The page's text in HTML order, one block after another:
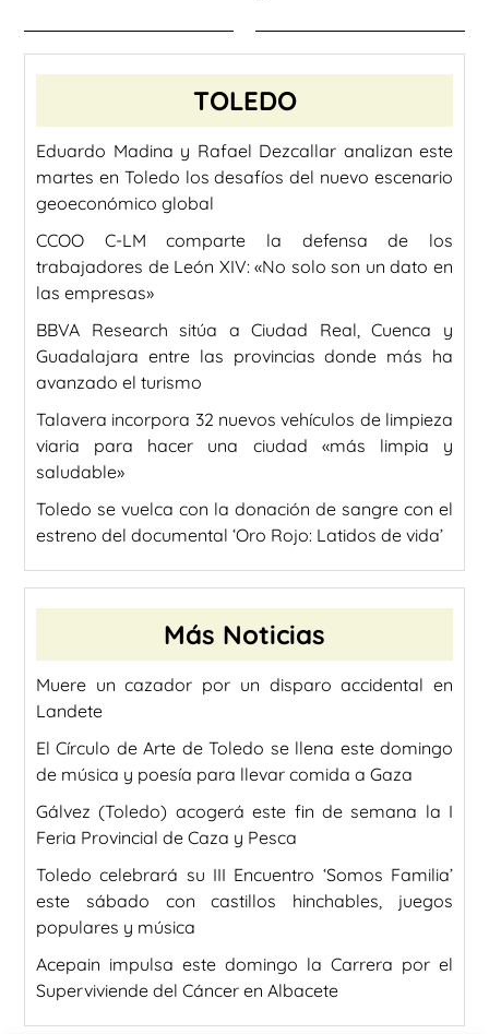
TOLEDO
Eduardo Madina y Rafael Dezcallar analizan este
martes en Toledo los desafíos del nuevo escenario
geoeconómico global
CCOO C-LM comparte la defensa de los
trabajadores de León XIV: «No solo son un dato en
las empresas»
BBVA Research sitúa a Ciudad Real, Cuenca y
Guadalajara entre las provincias donde más ha
avanzado el turismo
Talavera incorpora 32 nuevos vehículos de limpieza
viaria para hacer una ciudad «más limpia y
saludable»
Toledo se vuelca con la donación de sangre con el
estreno del documental ‘Oro Rojo: Latidos de vida’
Más Noticias
Muere un cazador por un disparo accidental en
Landete
El Círculo de Arte de Toledo se llena este domingo
de música y poesía para llevar comida a Gaza
Gálvez (Toledo) acogerá este fin de semana la I
Feria Provincial de Caza y Pesca
Toledo celebrará su III Encuentro ‘Somos Familia’
este sábado con castillos hinchables, juegos
populares y música
Acepain impulsa este domingo la Carrera por el
Superviviende del Cáncer en Albacete